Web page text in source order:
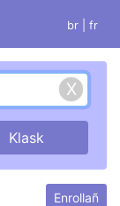
br | fr
Enrollañ